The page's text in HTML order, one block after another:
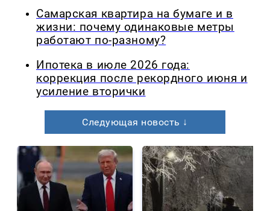
Самарская квартира на бумаге и в
жизни: почему одинаковые метры
работают по-разному?
Ипотека в июле 2026 года:
коррекция после рекордного июня и
усиление вторички
Следующая новость ↓